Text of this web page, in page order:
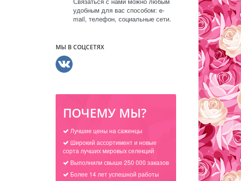
удобным для вас способом: e-
mail, телефон, социальные сети.
МЫ В СОЦСЕТЯХ
ПОЧЕМУ МЫ?
Лучшие цены на саженцы
Широкий ассортимент и новые
сорта лучших мировых селекций
Выполнили свыше 250 000 заказов
Более 14 лет успешной работы